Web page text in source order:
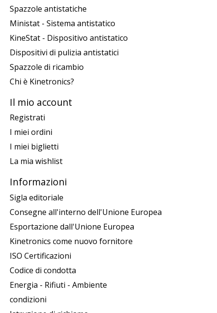
Spazzole antistatiche
Ministat - Sistema antistatico
KineStat - Dispositivo antistatico
Dispositivi di pulizia antistatici
Spazzole di ricambio
Chi è Kinetronics?
Il mio account
Registrati
I miei ordini
I miei biglietti
La mia wishlist
Informazioni
Sigla editoriale
Consegne all'interno dell'Unione Europea
Esportazione dall'Unione Europea
Kinetronics come nuovo fornitore
ISO Certificazioni
Codice di condotta
Energia - Rifiuti - Ambiente
condizioni